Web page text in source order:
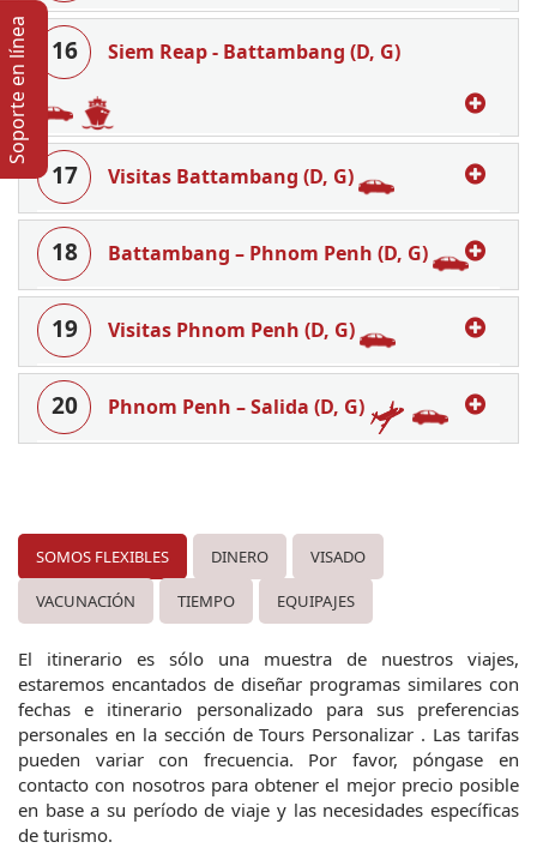
16 Siem Reap - Battambang (D, G)
17 Visitas Battambang (D, G)
18 Battambang – Phnom Penh (D, G)
19 Visitas Phnom Penh (D, G)
20 Phnom Penh – Salida (D, G)
SOMOS FLEXIBLES DINERO VISADO
VACUNACIÓN TIEMPO EQUIPAJES
El itinerario es sólo una muestra de nuestros viajes,
estaremos encantados de diseñar programas similares con
fechas e itinerario personalizado para sus preferencias
personales en la sección de Tours Personalizar . Las tarifas
pueden variar con frecuencia. Por favor, póngase en
contacto con nosotros para obtener el mejor precio posible
en base a su período de viaje y las necesidades específicas
de turismo.
Soporte en lí­nea